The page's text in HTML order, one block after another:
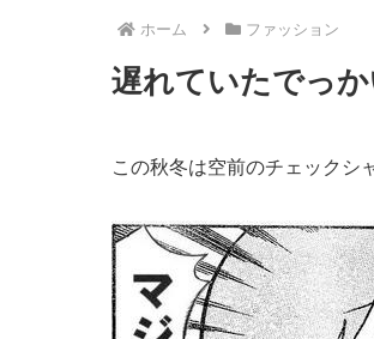
ホーム ファッション
遅れていたでっ
この秋冬は空前のチェックシ